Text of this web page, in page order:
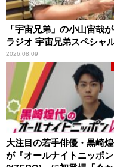
「宇宙兄弟」の小山宙哉
ラジオ 宇宙兄弟スペシャル
2026.08.09
大注目の若手俳優・黒崎
が『オールナイトニッポン